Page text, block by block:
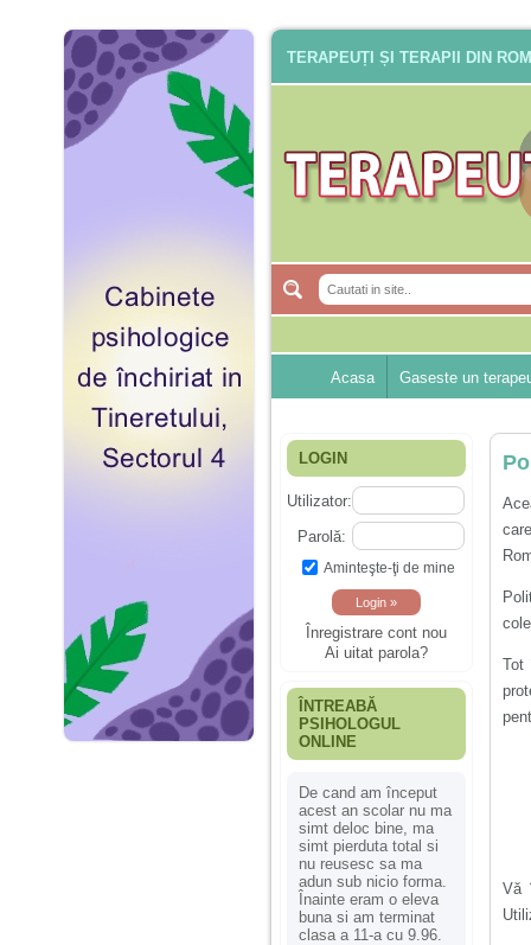
TERAPEUȚI ȘI TERAPII DIN
Acasa Gaseste un
LOGIN
Utilizator:
Parolă:
Aminteşte-ţi de mine
Înregistrare cont nou
Ai uitat parola?
ÎNTREABĂ
PSIHOLOGUL
ONLINE
De cand am început
acest an scolar nu ma
simt deloc bine, ma
simt pierduta total si
nu reusesc sa ma
adun sub nicio forma.
Înainte eram o eleva
buna si am terminat
clasa a 11-a cu 9.96.
Tot
Vă